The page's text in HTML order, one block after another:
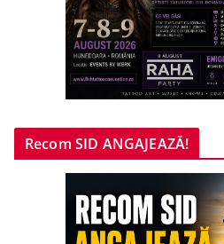
Recom SID ANGAJEAZĂ!